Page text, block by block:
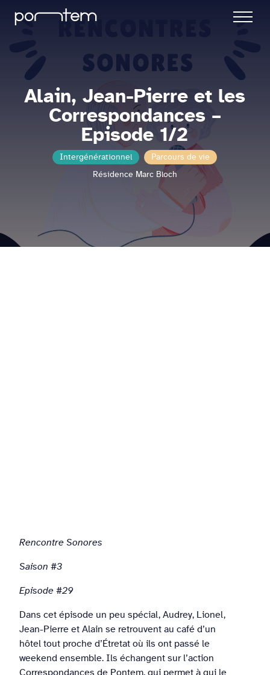
Alain, Jean-Pierre et les
Correspondances –
Episode 1/2
Intergénérationnel
Parcours de vie
Résidence Marc Bloch
Rencontre Sonores
Saison #3
Episode #29
Dans cet épisode un peu spécial, Audrey, Lionel,
Jean-Pierre et Alain se retrouvent au café d’un
hôtel tout proche d’Étretat où ils ont passé le
weekend ensemble. Ils échangent sur l’action
Correspondances de Pontem, qui permet à qui le